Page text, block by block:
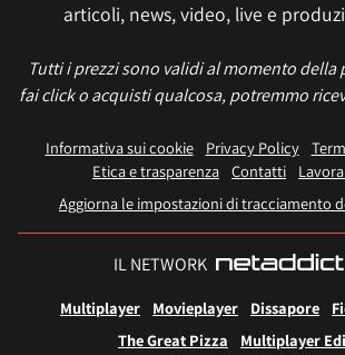
articoli, news, video, live e
Tutti i prezzi sono validi al momento della
fai click o acquisti qualcosa, potremmo
Informativa sui cookie Privacy Policy
Etica e trasparenza Contatti
Aggiorna le impostazioni di tracciamento
IL NETWORK
Multiplayer Movieplayer Dissapore
The Great Pizza
Multiplayer